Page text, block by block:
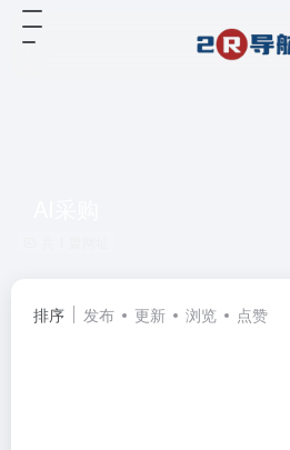
排序 发布 更新 浏览 点赞